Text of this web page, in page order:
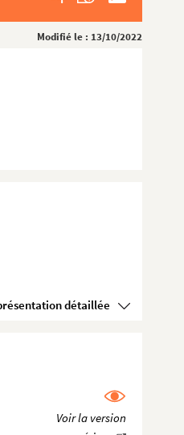
Modifié le : 13/10/2022
Voir la présentation détaillée